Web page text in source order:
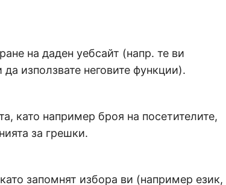
на даден уебсайт (напр. те ви
използвате неговите функции).
като например броя на посетителите,
за грешки.
запомнят избора ви (например език,